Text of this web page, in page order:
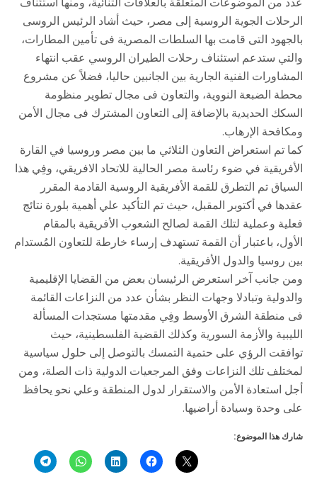
الرحلات الجوية الروسية إلى مصر، حيث أشاد الرئيس الروسى
بالجهود التى قامت بها السلطات المصرية فى تأمين المطارات،
والتي ستدعم استئناف رحلات الطيران الروسي عقب انتهاء
المشاورات الفنية الجارية بين الجانبين حاليا، فضلاً عن مشروع
محطة الضبعة النووية، والتعاون فى مجال تطوير منظومة
السكك الحديدية بالإضافة إلى التعاون المشترك فى مجال الأمن
ومكافحة الإرهاب.
كما تم استعراض التعاون الثلاثي ما بين مصر وروسيا في القارة
الأفريقية في ضوء رئاسة مصر الحالية للاتحاد الافريقي، وفِي هذا
السياق تم التطرق للقمة الأفريقية الروسية القادمة المقرر
عقدها في أكتوبر المقبل، حيث تم التأكيد علي أهمية بلورة نتائج
فعلية وعملية لتلك القمة لصالح الشعوب الأفريقية بالمقام
الأول، باعتبار أن القمة تستهدف إرساء خارطة للتعاون المُستدام
بين روسيا والدول الأفريقية.
ومن جانب آخر استعرض الرئيسان بعض من القضايا الإقليمية
والدولية وتبادلا وجهات النظر بشأن عدد من النزاعات القائمة
فى منطقة الشرق الأوسط وفِي مقدمتها مستجدات المسألة
الليبية والأزمة السورية وكذلك القضية الفلسطينية، حيث
توافقت الرؤي على حتمية التمسك بالتوصل إلى حلول سياسية
لمختلف تلك النزاعات وفق المرجعيات الدولية ذات الصلة، ومن
أجل استعادة الأمن والاستقرار لدول المنطقة وعلي نحو يحافظ
على وحدة وسيادة أراضيها.
شارك هذا الموضوع: